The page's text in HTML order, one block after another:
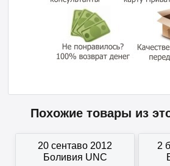
Похожие товары из
20 сентаво 2012
Боливия UNC
2